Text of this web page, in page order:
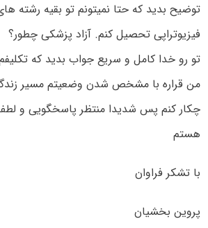
توضیح بدید که حتا نمیتونم تو بقیه رشته
فیزیوتراپی تحصیل کنم. آزاد پزشکی چطور؟
تو رو خدا کامل و سریع جواب بدید که
من قراره با مشخص شدن وضعیتم مسیر
چکار کنم پس شدیدا منتظر پاسخگویی و
هستم
با تشکر فراوان
پروین بخشیان